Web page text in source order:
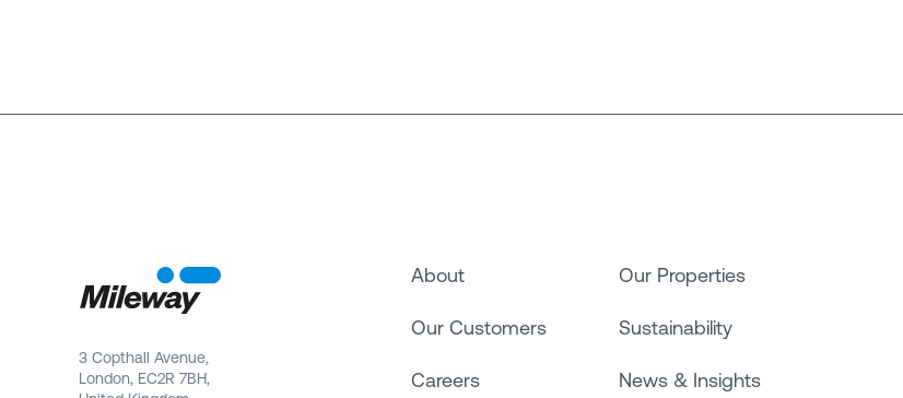
3 Copthall Avenue,
London, EC2R 7BH,
About Our Properties
Our Customers Sustainability
Careers News & Insights